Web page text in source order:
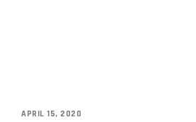
APRIL 15, 2020